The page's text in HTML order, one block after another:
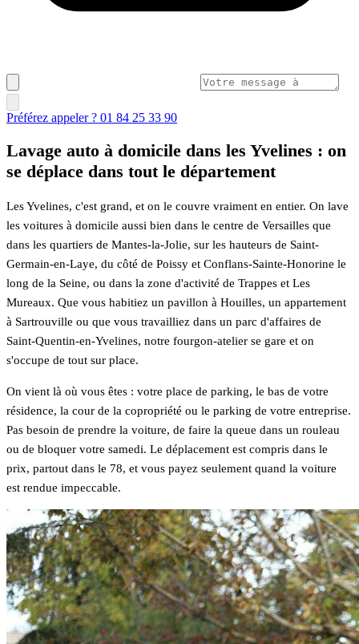
Préférez appeler ? 01 84 25 33 90
Lavage auto à domicile dans les Yvelines : on
se déplace dans tout le département
Les Yvelines, c'est grand, et on le couvre vraiment en entier. On lave
les voitures à domicile aussi bien dans le centre de Versailles que
dans les quartiers de Mantes-la-Jolie, sur les hauteurs de Saint-
Germain-en-Laye, du côté de Poissy et Conflans-Sainte-Honorine le
long de la Seine, ou dans la zone d'activité de Trappes et Les
Mureaux. Que vous habitiez un pavillon à Houilles, un appartement
à Sartrouville ou que vous travailliez dans un parc d'affaires de
Saint-Quentin-en-Yvelines, notre fourgon-atelier se gare et on
s'occupe de tout sur place.
On vient là où vous êtes : votre place de parking, le bas de votre
résidence, la cour de la copropriété ou le parking de votre entreprise.
Pas besoin de prendre la voiture, de faire la queue dans un rouleau
ou de bloquer votre samedi. Le déplacement est compris dans le
prix, partout dans le 78, et vous payez seulement quand la voiture
est rendue impeccable.